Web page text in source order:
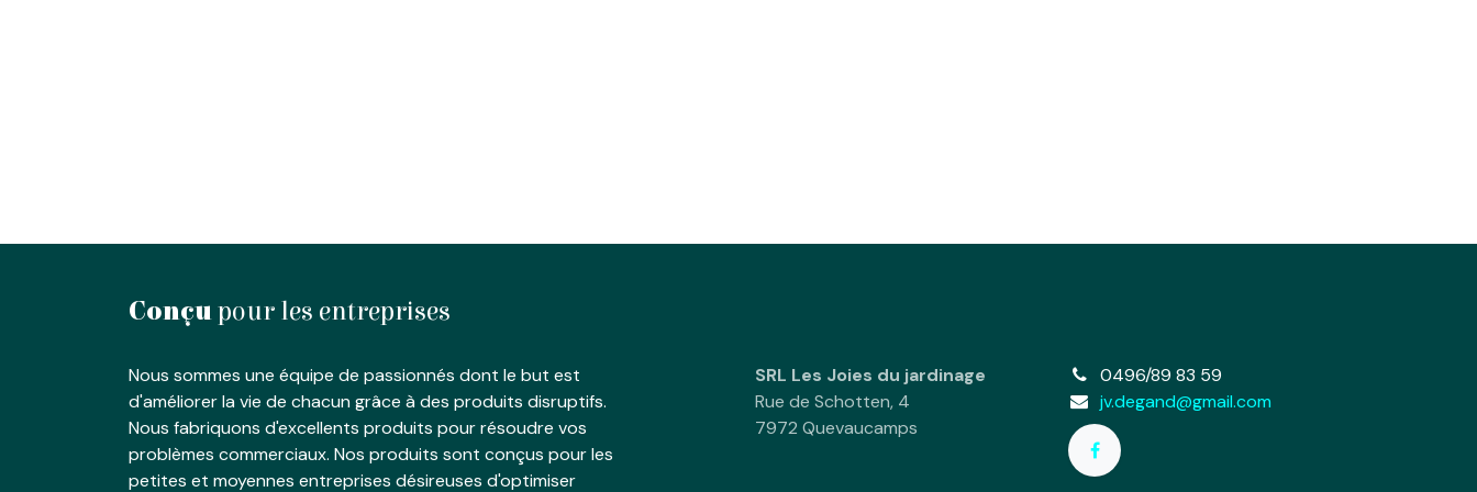
Conçupour les entreprises
Nous sommes une équipe de passionnés dont le but est
d'améliorer la vie de chacun grâce à des produits disruptifs.
Nous fabriquons d'excellents produits pour résoudre vos
problèmes commerciaux. Nos produits sont conçus pour les
petites et moyennes entreprises désireuses d'optimiser
SRL Les Joies du jardinage
Rue de Schotten, 4
7972 Quevaucamps
0496/89 83 59
jv.degand@gmail.com